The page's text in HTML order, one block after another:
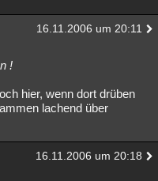
16.11.2006 um 20:11
!
hier, wenn dort drüben
lachend über
16.11.2006 um 20:18